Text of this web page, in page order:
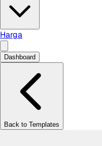
Harga
Dashboard
Back to Templates